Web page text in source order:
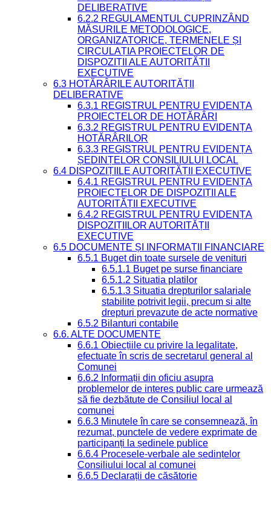
DELIBERATIVE
6.2.2 REGULAMENTUL CUPRINZÂND
MĂSURILE METODOLOGICE,
ORGANIZATORICE, TERMENELE ȘI
CIRCULAȚIA PROIECTELOR DE
DISPOZIȚII ALE AUTORITĂȚII
EXECUTIVE
6.3 HOTĂRÂRILE AUTORITĂȚII
DELIBERATIVE
6.3.1 REGISTRUL PENTRU EVIDENȚA
PROIECTELOR DE HOTĂRÂRI
6.3.2 REGISTRUL PENTRU EVIDENȚA
HOTĂRÂRILOR
6.3.3 REGISTRUL PENTRU EVIDENȚA
ȘEDINȚELOR CONSILIULUI LOCAL
6.4 DISPOZIȚIILE AUTORITĂȚII EXECUTIVE
6.4.1 REGISTRUL PENTRU EVIDENȚA
PROIECTELOR DE DISPOZIȚII ALE
AUTORITĂȚII EXECUTIVE
6.4.2 REGISTRUL PENTRU EVIDENȚA
DISPOZIȚIILOR AUTORITĂȚII
EXECUTIVE
6.5 DOCUMENTE ȘI INFORMAȚII FINANCIARE
6.5.1 Buget din toate sursele de venituri
6.5.1.1 Buget pe surse financiare
6.5.1.2 Situatia platilor
6.5.1.3 Situatia drepturilor salariale
stabilite potrivit legii, precum si alte
drepturi prevazute de acte normative
6.5.2 Bilanturi contabile
6.6. ALTE DOCUMENTE
6.6.1 Obiecțiile cu privire la legalitate,
efectuate în scris de secretarul general al
Comunei
6.6.2 Informații din oficiu asupra
problemelor de interes public care urmează
să fie dezbătute de Consiliul local al
comunei
6.6.3 Minutele în care se consemnează, în
rezumat, punctele de vedere exprimate de
participanți la ședinele publice
6.6.4 Procesele-verbale ale ședințelor
Consiliului local al comunei
6.6.5 Declarații de căsătorie